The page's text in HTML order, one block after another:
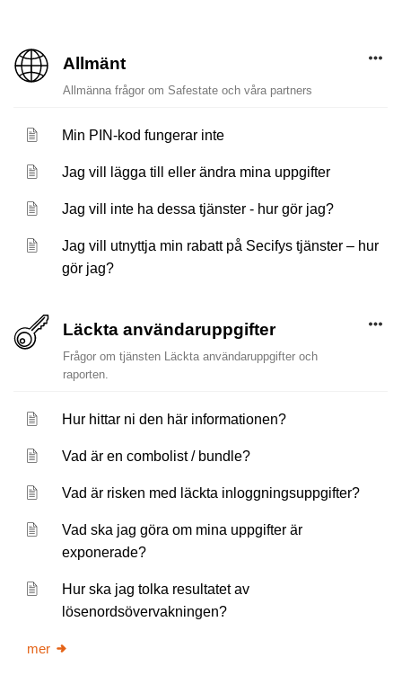
Allmänt
Allmänna frågor om Safestate och våra partners
Min PIN-kod fungerar inte
Jag vill lägga till eller ändra mina uppgifter
Jag vill inte ha dessa tjänster - hur gör jag?
Jag vill utnyttja min rabatt på Secifys tjänster – hur
gör jag?
Läckta användaruppgifter
Frågor om tjänsten Läckta användaruppgifter och
raporten.
Hur hittar ni den här informationen?
Vad är en combolist / bundle?
Vad är risken med läckta inloggningsuppgifter?
Vad ska jag göra om mina uppgifter är
exponerade?
Hur ska jag tolka resultatet av
lösenordsövervakningen?
mer